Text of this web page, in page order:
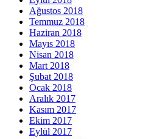
Ağustos 2018
Temmuz 2018
Haziran 2018
Mayıs 2018
Nisan 2018
Mart 2018
Şubat 2018
Ocak 2018
Aralık 2017
Kasım 2017
Ekim 2017
Eylül 2017